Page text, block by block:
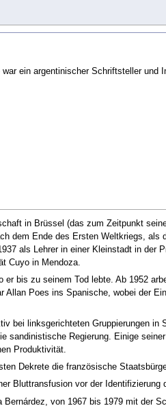
ein argentinischer Schriftsteller und
in Brüssel (das zum Zeitpunkt
dem Ende des Ersten Weltkriegs, als
als Lehrer in einer Kleinstadt in der
Cuyo in Mendoza.
bis zu seinem Tod lebte. Ab 1952
Allan Poes ins Spanische, wobei der
bei linksgerichteten Gruppierungen in
Regierung. Einige
Produktivität.
Dekrete die französische
Bluttransfusion vor der
von 1967 bis 1979 mit der